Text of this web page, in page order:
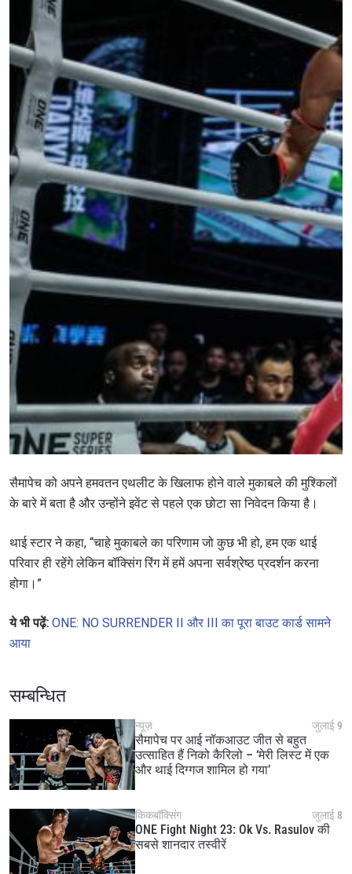
सैमापेच को अपने हमवतन एथलीट के खिलाफ होने वाले मुकाबले की मुश्किलों
के बारे में बता है और उन्होंने इवेंट से पहले एक छोटा सा निवेदन किया है।
थाई स्टार ने कहा, “चाहे मुकाबले का परिणाम जो कुछ भी हो, हम एक थाई
परिवार ही रहेंगे लेकिन बॉक्सिंग रिंग में हमें अपना सर्वश्रेष्ठ प्रदर्शन करना
होगा।”
ये भी पढ़ें: ONE: NO SURRENDER II और III का पूरा बाउट कार्ड सामने
आया
सम्बन्धित
न्यूज़ जुलाई 9
सैमापेच पर आई नॉकआउट जीत से बहुत
उत्साहित हैं निको कैरिलो – ‘मेरी लिस्ट में एक
और थाई दिग्गज शामिल हो गया’
किकबॉक्सिंग जुलाई 8
ONE Fight Night 23: Ok Vs. Rasulov की
सबसे शानदार तस्वीरें
प्रतिद्वंद्वी
इवेंट
हाइलाइट्स देखें
STAY IN THE KNOW
Take ONE Championship wherever you go! Sign up now
to gain access to latest news, unlock special offers
and get first access to the best seats to our live
events.
ईमेल
नाम
By submitting this form, you are agreeing to our
collection, use and disclosure of your information
under ourPrivacy Policy
. You may unsubscribe from
these communications at any time.